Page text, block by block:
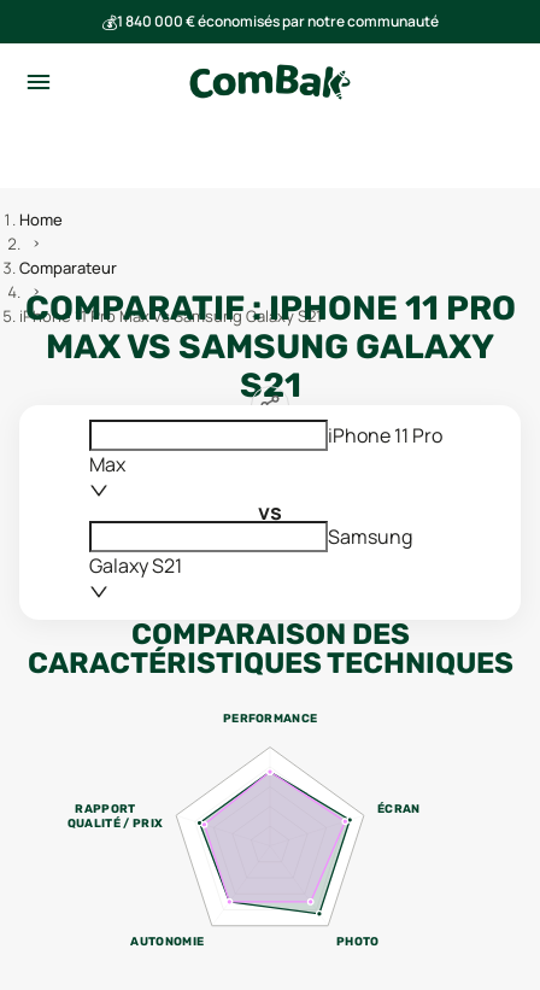
💰1 840 000 € économisés par notre communauté
Home
Comparateur
iPhone 11 Pro Max vs Samsung Galaxy S21
COMPARATIF :IPHONE 11 PRO
MAXVS SAMSUNG GALAXY
S21
iPhone 11 Pro
Max
vs
Samsung
Galaxy S21
COMPARAISON DES
CARACTÉRISTIQUES TECHNIQUES
PERFORMANCE
ÉCRAN
PHOTO
AUTONOMIE
RAPPORT
QUALITÉ / PRIX